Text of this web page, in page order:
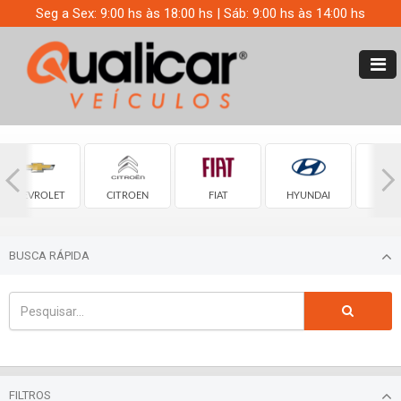
Seg a Sex: 9:00 hs às 18:00 hs | Sáb: 9:00 hs às 14:00 hs
CHEVROLET CITROEN FIAT HYUNDAI
BUSCA RÁPIDA
FILTROS